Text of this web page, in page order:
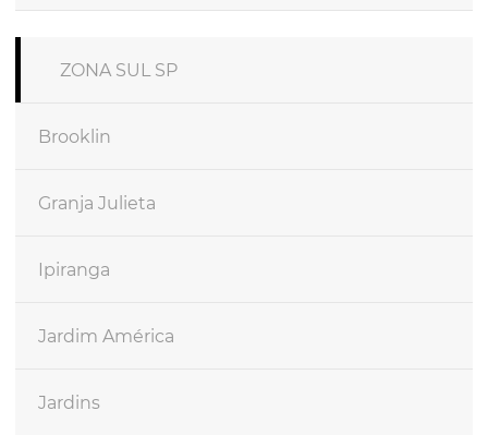
ZONA SUL SP
Brooklin
Granja Julieta
Ipiranga
Jardim América
Jardins